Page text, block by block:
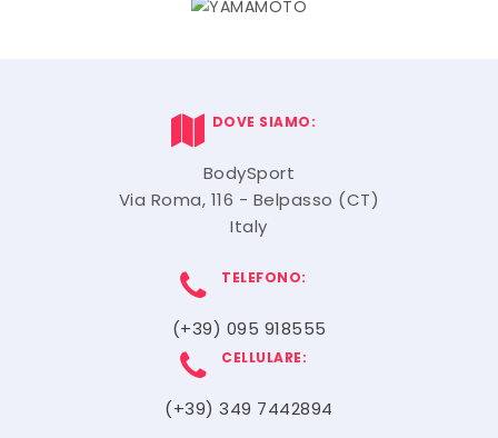
DOVE SIAMO:
BodySport
Via Roma, 116 - Belpasso (CT)
Italy
TELEFONO:
(+39) 095 918555
CELLULARE:
(+39) 349 7442894